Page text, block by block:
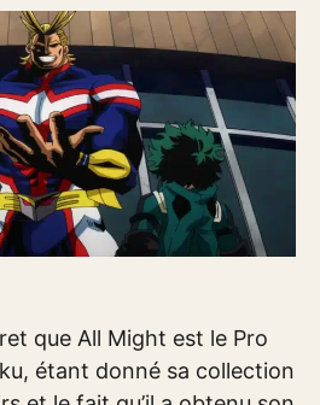
que All Might est le Pro
étant donné sa collection